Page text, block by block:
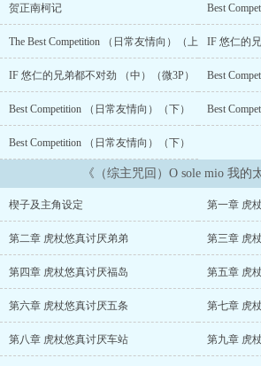
人类，男女都可以。 上辈子的他，临死前许
一个没有妖魔鬼怪，没有喰种，没有食人鬼
世界。 好消息是：他的愿望成真了，他迎来
是：这个世界有吃人的恶灵（咒灵） 好消息
连的亲人 坏消息是：老爸早死，老妈是死而
仅剩的弟弟还喜欢作死 经历了三辈子英年早
班族?前前喰种搜查官?前变鬼呼吸剑士?悠真
Fine。 总之，先给自己定一个小目标，争取
30岁。 没大纲写到哪是哪，结局HE 食用前
率不救济，因为咒回没完结最后可能会吃书
母不热血，理智在线（因为老夫也写不出来
合著的小说夏去秋返等（可能）； 4. 参考资
漫画＋官方小说＋繁体版公式书＋日文版《
文版维基百科，以及一些电影，都市传说，
切解释权归iivv； 6. 主线现在是1VS2 ，虎
更新，这部分在删节部分里看，正文可能存
那边会以这个为主），在这两人之前和其他
贺正南柯记 Best
The Best Competition （日常友情向）（上
IF 悠仁的兄弟都不对劲 （中）（微3P） Best
Best Competition （日常友情向）（下） Best
Best Competition （日常友情向）（下）
《（综主咒回）O sole mio 我的
楔子及主角设定 第一章 虎
第二章 虎杖悠真讨厌弟弟 第三章 虎
第四章 虎杖悠真讨厌福岛 第五章 虎
第六章 虎杖悠真讨厌五条 第七章 虎
第八章 虎杖悠真讨厌车站 第九章 虎